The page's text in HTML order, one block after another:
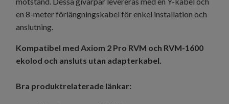
en 8-meter förlängningskabel för enkel installation och
anslutning.
Kompatibel med Axiom 2 Pro RVM och RVM-1600
ekolod och ansluts utan adapterkabel.
Bra produktrelaterade länkar: